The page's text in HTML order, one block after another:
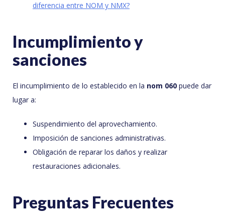
diferencia entre NOM y NMX?
Incumplimiento y
sanciones
El incumplimiento de lo establecido en la nom 060 puede dar
lugar a:
Suspendimiento del aprovechamiento.
Imposición de sanciones administrativas.
Obligación de reparar los daños y realizar
restauraciones adicionales.
Preguntas Frecuentes